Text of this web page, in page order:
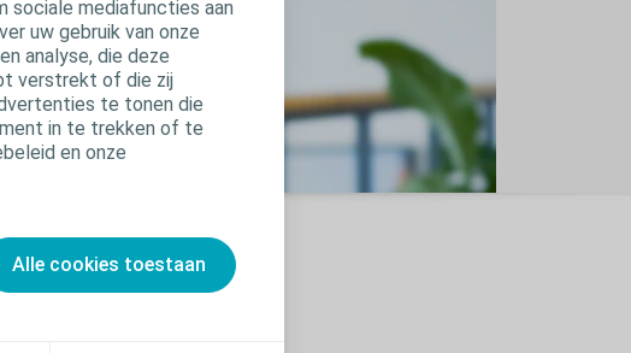
sociale mediafuncties aan
uw gebruik van onze
analyse, die deze
verstrekt of die zij
te tonen die
in te trekken of te
en onze
Alle cookies toestaan